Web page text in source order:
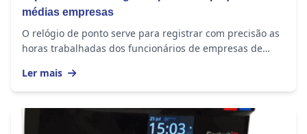
médias empresas
O relógio de ponto serve para registrar com precisão as
horas trabalhadas dos funcionários de empresas de
Ler mais